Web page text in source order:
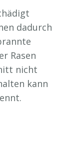
dadurch
Rasen
nicht
kann